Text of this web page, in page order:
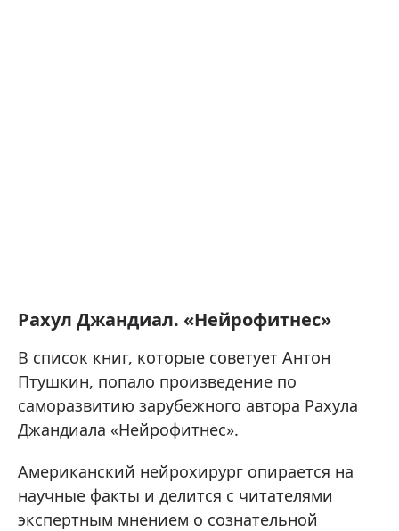
Рахул Джандиал. «Нейрофитнес»
В список книг, которые советует Антон
Птушкин, попало произведение по
саморазвитию зарубежного автора Рахула
Джандиала «Нейрофитнес».
Американский нейрохирург опирается на
научные факты и делится с читателями
экспертным мнением о сознательной